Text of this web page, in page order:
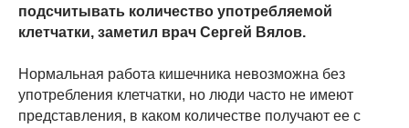
подсчитывать количество употребляемой
клетчатки, заметил врач Сергей Вялов.
Нормальная работа кишечника невозможна без
употребления клетчатки, но люди часто не имеют
представления, в каком количестве получают ее с